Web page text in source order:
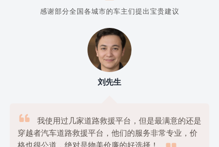
感谢部分全国各城市的车主们提出宝贵建议
刘先生

我使用过几家道路救援平台，但是最满意的还是
穿越者汽车道路救援平台，他们的服务非常专业，价
格也很公道，绝对是物美价廉的好选择！